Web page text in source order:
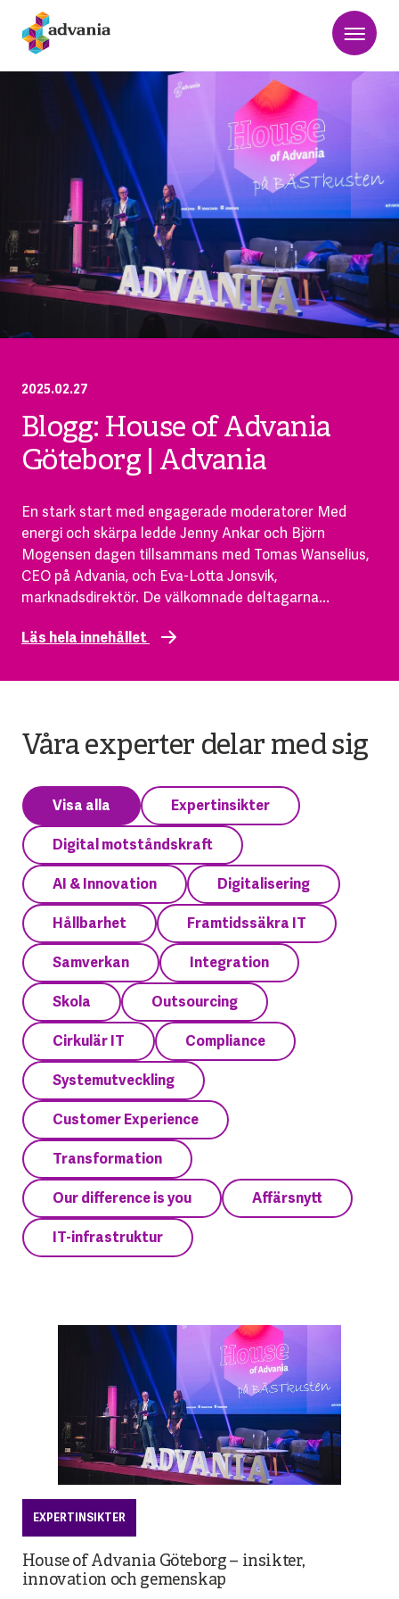
2025.02.27
Blogg: House of Advania
Göteborg | Advania
En stark start med engagerade moderatorer Med
energi och skärpa ledde Jenny Ankar och Björn
Mogensen dagen tillsammans med Tomas Wanselius,
CEO på Advania, och Eva-Lotta Jonsvik,
marknadsdirektör. De välkomnade deltagarna...
Läs hela innehållet
Våra experter delar med sig
Visa alla Expertinsikter
Digital motståndskraft
AI & Innovation Digitalisering
Hållbarhet Framtidssäkra IT
Samverkan Integration
Skola Outsourcing
Cirkulär IT Compliance
Systemutveckling
Customer Experience
Transformation
Our difference is you Affärsnytt
IT-infrastruktur
EXPERTINSIKTER
House of Advania Göteborg – insikter,
innovation och gemenskap